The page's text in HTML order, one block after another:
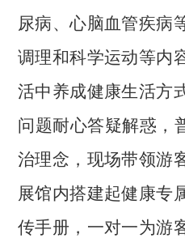
尿病、心脑血管疾病
调理和科学运动等内
活中养成健康生活方
问题耐心答疑解惑，
治理念，现场带领游
展馆内搭建起健康专
传手册，一对一为游